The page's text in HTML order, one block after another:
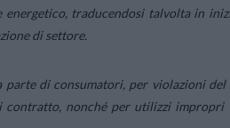
traducendosi talvolta in
di settore.
parte di consumatori, per violazioni
nonché per utilizzi impropri